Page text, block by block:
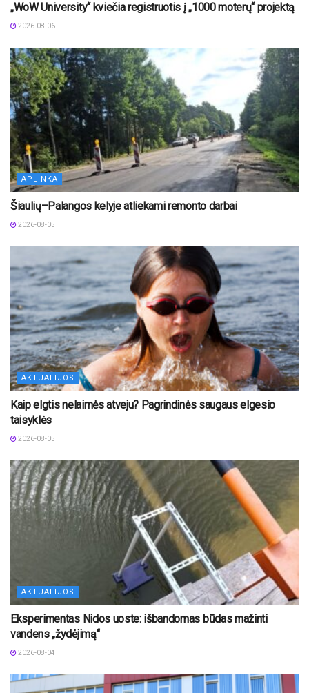
„WoW University“ kviečia registruotis į „1000 moterų“ projektą
2026-08-06
APLINKA
Šiaulių–Palangos kelyje atliekami remonto darbai
2026-08-05
AKTUALIJOS
Kaip elgtis nelaimės atveju? Pagrindinės saugaus elgesio
taisyklės
2026-08-05
AKTUALIJOS
Eksperimentas Nidos uoste: išbandomas būdas mažinti
vandens „žydėjimą“
2026-08-04